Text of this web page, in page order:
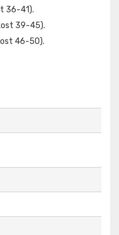
36-41).
39-45).
46-50).